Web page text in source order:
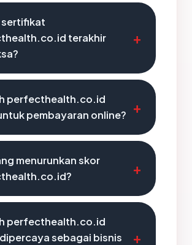
sertifikat
terakhir
perfecthealth.co.id
pembayaran online?
menurunkan skor
perfecthealth.co.id
sebagai bisnis